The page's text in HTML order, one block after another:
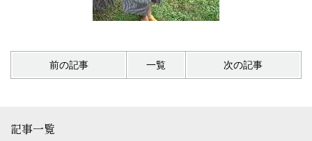
前の記事 一覧 次の記事
記事一覧